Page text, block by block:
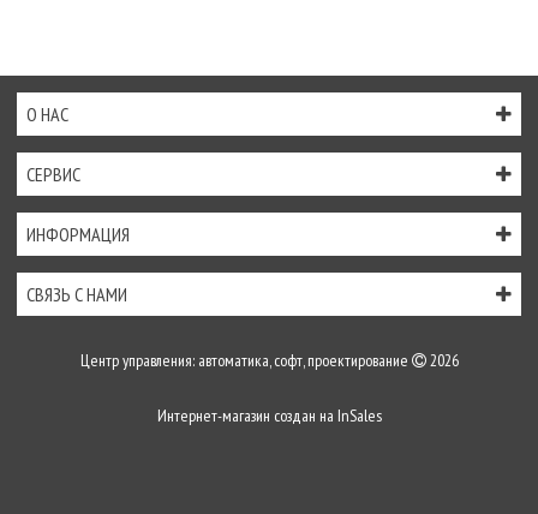
О НАС
СЕРВИС
ИНФОРМАЦИЯ
СВЯЗЬ С НАМИ
Центр управления: автоматика, софт, проектирование 2026
Интернет-магазин создан на InSales